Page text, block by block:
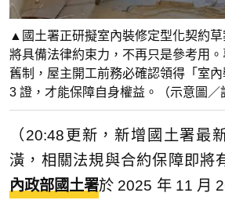
▲國土署正研擬室內裝修定型化契約草
將具備法律約束力，不再只是參考用
舊制，屋主開工前務必確認領得「室
3 證，才能保障自身權益。（示意圖／
（20:48更新，新增國土署最
潢，相關法規與合約保障即將
內政部國土署於 2025 年 11 月